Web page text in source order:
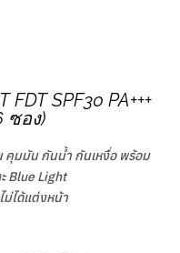
FDT SPF30 PA+++
ซอง)
คุมมัน กันน้ำ กันเหงื่อ พร้อม
Blue Light
ม่ได้แต่งหน้า